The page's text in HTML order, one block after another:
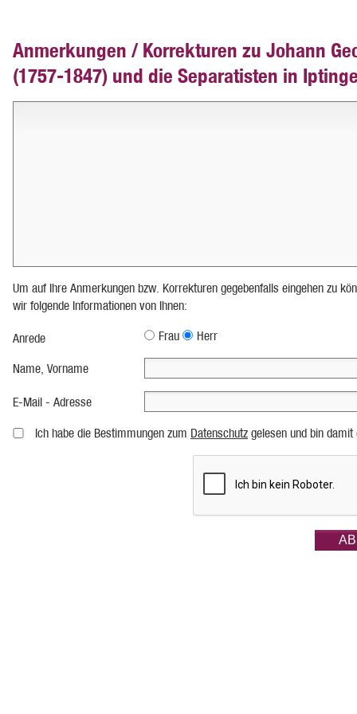
Anmerkungen / Korrekturen zu Johann
(1757-1847) und die Separatisten in
Um auf Ihre Anmerkungen bzw. Korrekturen gegebenfalls eingehen zu
wir folgende Informationen von Ihnen:
Anrede Frau Herr
Name, Vorname
E-Mail - Adresse
Ich habe die Bestimmungen zum Datenschutz gelesen und bin